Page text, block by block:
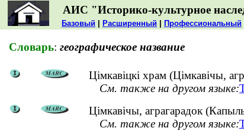
АИС "Историко-культурное
Базовый Расширенный Профессиональный
Словарь: географическое название
Цімкавіцкі храм (Цімкавічы,
См. также на другом языке:
Цімкавічы, аграгарадок
См. также на другом языке: